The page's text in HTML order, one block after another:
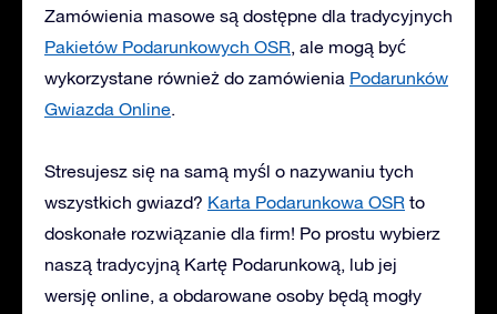
Zamówienia masowe są dostępne dla tradycyjnych
Pakietów Podarunkowych OSR, ale mogą być
wykorzystane również do zamówienia Podarunków
Gwiazda Online.
Stresujesz się na samą myśl o nazywaniu tych
wszystkich gwiazd? Karta Podarunkowa OSR to
doskonałe rozwiązanie dla firm! Po prostu wybierz
naszą tradycyjną Kartę Podarunkową, lub jej
wersję online, a obdarowane osoby będą mogły